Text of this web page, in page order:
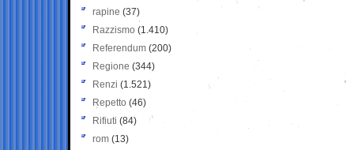
rapine (37)
Razzismo (1.410)
Referendum (200)
Regione (344)
Renzi (1.521)
Repetto (46)
Rifiuti (84)
rom (13)